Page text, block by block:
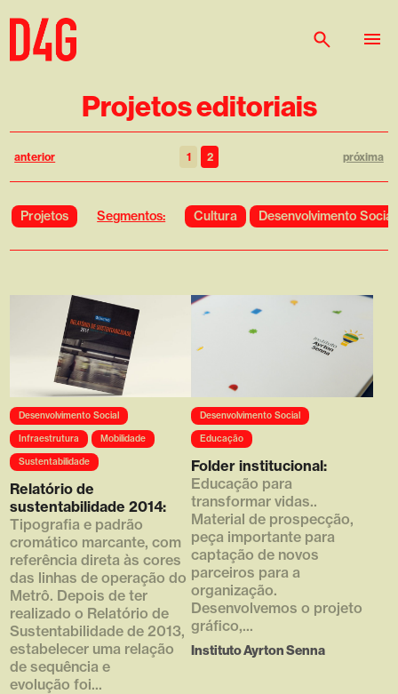
Projetos editoriais
anterior 1 2 próxima
Projetos Segmentos: Cultura Desenvolvimento Social
Array ( [0] =>
https://d4g.com.br/wp-
content/uploads/2016/05/interna
_895x540_01-768x560.jpg [1]
=> 768 [2] => 560 [3] => 1 )
Desenvolvimento Social
Infraestrutura
Mobilidade
Sustentabilidade
Relatório de
sustentabilidade 2014:
Tipografia e padrão
cromático marcante, com
referência direta às cores
das linhas de operação do
Metrô. Depois de ter
realizado o Relatório de
Sustentabilidade de 2013,
estabelecer uma relação
de sequência e
evolução foi...
Array ( [0] =>
https://d4g.com.br/wp-
content/uploads/1920/02/thumb
_610x380_3.png [1] => 610 [2]
=> 380 [3] => )
Desenvolvimento Social
Educação
Folder institucional:
Educação para
transformar vidas..
Material de prospecção,
peça importante para
captação de novos
parceiros para a
organização.
Desenvolvemos o projeto
gráfico,...
Instituto Ayrton Senna